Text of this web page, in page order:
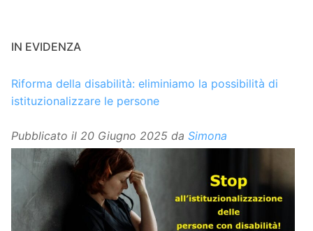
IN EVIDENZA
Riforma della disabilità: eliminiamo la possibilità di
istituzionalizzare le persone
Pubblicato il 20 Giugno 2025 da Simona